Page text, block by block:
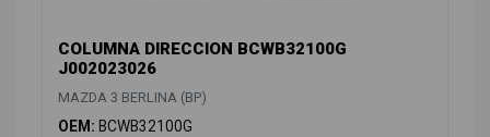
COLUMNA DIRECCION BCWB32100G
J002023026
MAZDA 3 BERLINA (BP)
OEM: BCWB32100G